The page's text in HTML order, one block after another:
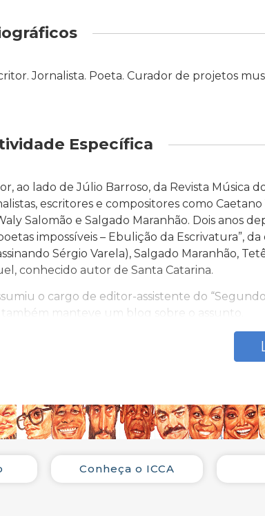
Jornalista. Poeta. Curador de projetos
Específica
ao lado de Júlio Barroso, da Revista
escritores e compositores como
Salomão e Salgado Maranhão. Dois anos
impossíveis – Ebulição da Escrivatura”,
Sérgio Varela), Salgado Maranhão,
conhecido autor de Santa Catarina.
o cargo de editor-assistente do
manteve um blog sobre o assunto.
jornais e revistas como Showbizz, Bravo,
conferiu o prêmio (pelo conjunto da obra) à
como “Membro Votante” da Academia
Tim” e ex “Prêmio Sharp”), além de jurado do
Conheça o ICCA